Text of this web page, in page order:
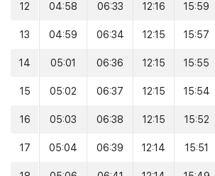
12 04:58 06:33 12:16 15:59
13 04:59 06:34 12:15 15:57
14 05:01 06:36 12:15 15:55
15 05:02 06:37 12:15 15:54
16 05:03 06:38 12:15 15:52
17 05:04 06:39 12:14 15:51